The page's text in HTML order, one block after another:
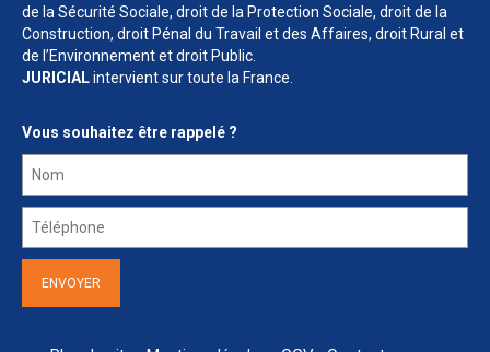
de la Sécurité Sociale, droit de la Protection Sociale, droit de la
Construction, droit Pénal du Travail et des Affaires, droit Rural et
de l’Environnement et droit Public.
JURICIALintervient sur toute la France.
Vous souhaitez être rappelé ?